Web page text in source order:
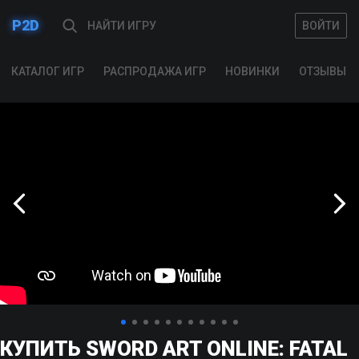
P2D ВОЙТИ
ВОЙТИ
КАТАЛОГ ИГР РАСПРОДАЖА ИГР НОВИНКИ ОТЗЫВЫ
КУПИТЬ SWORD ART ONLINE: FATAL